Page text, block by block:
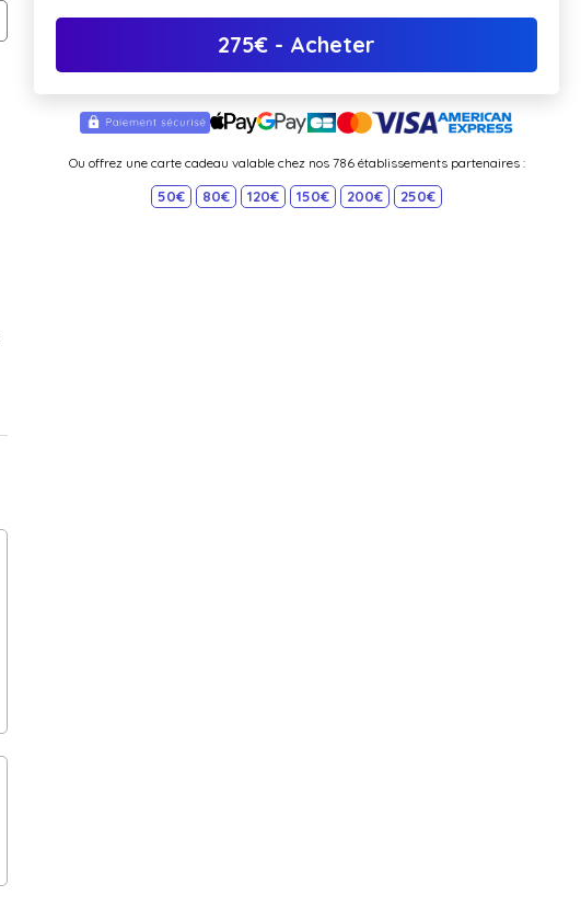
275€ - Acheter
Ou offrez une carte cadeau valable chez nos 786 établissements partenaires :
50€ 80€ 120€ 150€ 200€ 250€